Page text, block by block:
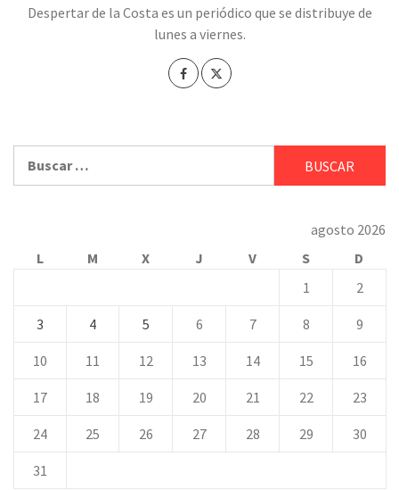
Despertar de la Costa es un periódico que se distribuye de
lunes a viernes.
agosto 2026
L
M X J V S
D
1
2
3 4 5 6 7 8 9
10 11 12 13 14 15 16
17 18 19 20 21 22 23
24 25 26 27 28 29 30
31